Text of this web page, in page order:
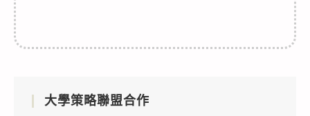
大學策略聯盟合作